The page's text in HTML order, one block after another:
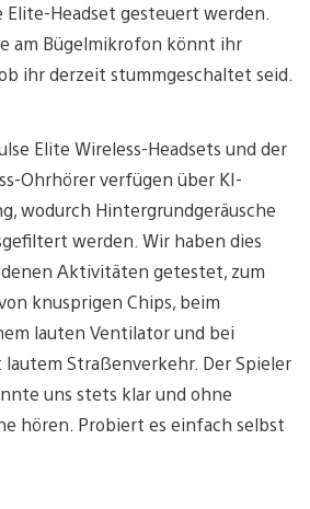
Elite-Headset gesteuert werden.
am Bügelmikrofon könnt ihr
ihr derzeit stummgeschaltet seid.
Elite Wireless-Headsets und der
Ohrhörer verfügen über KI-
wodurch Hintergrundgeräusche
werden. Wir haben dies
Aktivitäten getestet, zum
knusprigen Chips, beim
lauten Ventilator und bei
Straßenverkehr. Der Spieler
uns stets klar und ohne
hören. Probiert es einfach selbst